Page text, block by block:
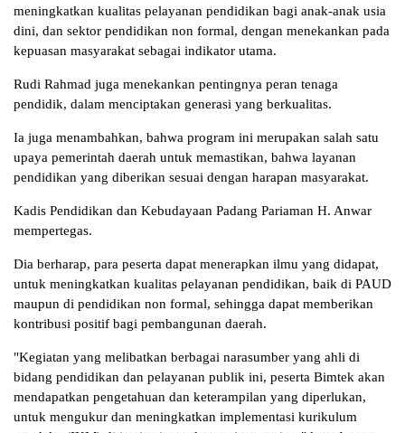
meningkatkan kualitas pelayanan pendidikan bagi anak-anak usia
dini, dan sektor pendidikan non formal, dengan menekankan pada
kepuasan masyarakat sebagai indikator utama.
Rudi Rahmad juga menekankan pentingnya peran tenaga
pendidik, dalam menciptakan generasi yang berkualitas.
Ia juga menambahkan, bahwa program ini merupakan salah satu
upaya pemerintah daerah untuk memastikan, bahwa layanan
pendidikan yang diberikan sesuai dengan harapan masyarakat.
Kadis Pendidikan dan Kebudayaan Padang Pariaman H. Anwar
mempertegas.
Dia berharap, para peserta dapat menerapkan ilmu yang didapat,
untuk meningkatkan kualitas pelayanan pendidikan, baik di PAUD
maupun di pendidikan non formal, sehingga dapat memberikan
kontribusi positif bagi pembangunan daerah.
"Kegiatan yang melibatkan berbagai narasumber yang ahli di
bidang pendidikan dan pelayanan publik ini, peserta Bimtek akan
mendapatkan pengetahuan dan keterampilan yang diperlukan,
untuk mengukur dan meningkatkan implementasi kurikulum